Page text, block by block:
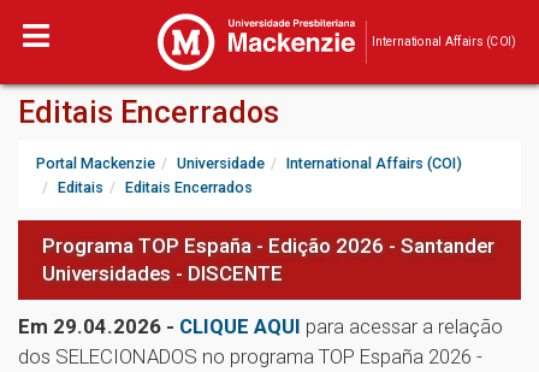
International Affairs (COI)
Editais Encerrados
Portal Mackenzie Universidade
International Affairs (COI)
Editais
Editais Encerrados
Programa TOP España - Edição 2026 - Santander
Universidades - DISCENTE
Em 29.04.2026 - CLIQUE AQUI para acessar a relação
dos SELECIONADOS no programa TOP España 2026 -